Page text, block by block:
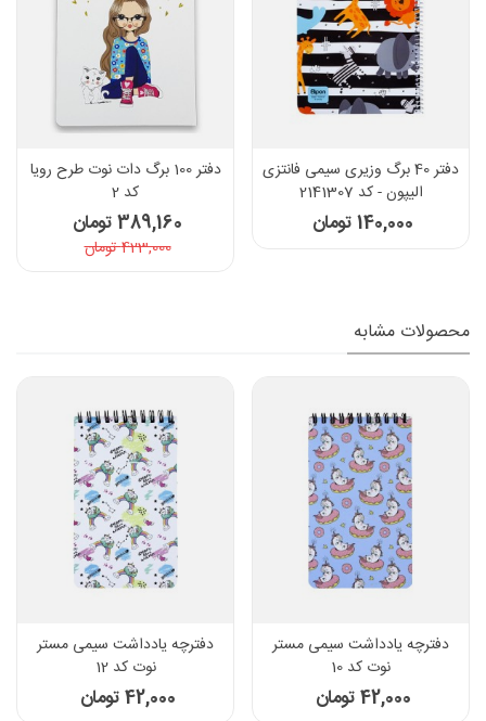
دفتر 40 برگ وزیری سیمی فانتزی
الیپون - کد 2141307
140,000 تومان
دفتر 100 برگ دات نوت طرح رویا
کد 2
389,160 تومان
423,000 تومان
محصولات مشابه
دفترچه یادداشت سیمی مستر
نوت کد 10
42,000 تومان
دفترچه یادداشت سیمی مستر
نوت کد 12
42,000 تومان